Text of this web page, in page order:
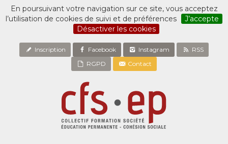
En poursuivant votre navigation sur ce site, vous acceptez
l’utilisation de cookies de suivi et de préférences
J’accepte
Désactiver les cookies
Inscription Facebook Instagram
RSS
RGPD
Contact